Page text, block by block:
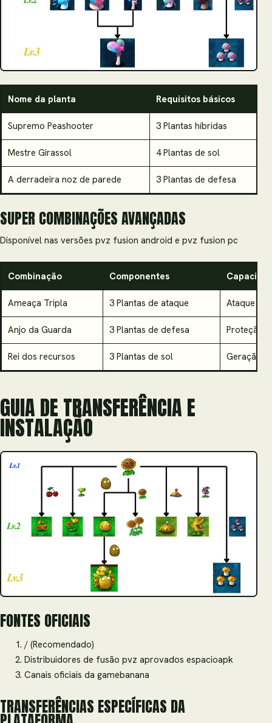
Nome da planta Requisitos básicos
Supremo Peashooter 3 Plantas híbridas
Mestre Girassol 4 Plantas de sol
A derradeira noz de parede 3 Plantas de defesa
SUPER COMBINAÇÕES AVANÇADAS
Disponível nas versões pvz fusion android e pvz fusion pc
Combinação Componentes
Ameaça Tripla 3 Plantas de ataque Ataque
Anjo da Guarda 3 Plantas de defesa Proteção
Rei dos recursos 3 Plantas de sol Geração
GUIA DE TRANSFERÊNCIA E
INSTALAÇÃO
FONTES OFICIAIS
/ (Recomendado)
Distribuidores de fusão pvz aprovados espacioapk
Canais oficiais da gamebanana
TRANSFERÊNCIAS ESPECÍFICAS DA